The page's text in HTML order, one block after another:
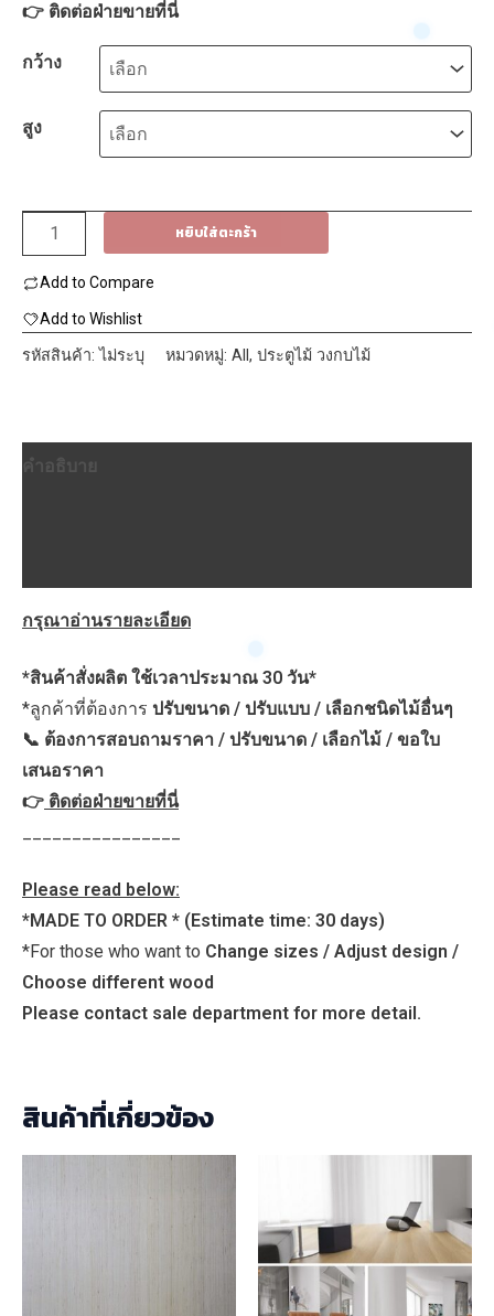
👉 ติดต่อฝ่ายขายที่นี่
กว้าง
สูง
จำนวน
ประ
ตู
เพา
โลว
ความ
หนา
6mm
หยิบใส่ตะกร้า
Add to Compare
Add to Wishlist
รหัสสินค้า:ไม่ระบุ หมวดหมู่: All , ประตูไม้ วงกบไม้
คำอธิบาย
กรุณาอ่านรายละเอียด
*สินค้าสั่งผลิต ใช้เวลาประมาณ 30 วัน*
*ลูกค้าที่ต้องการ ปรับขนาด / ปรับแบบ / เลือกชนิดไม้อื่นๆ
📞 ต้องการสอบถามราคา / ปรับขนาด / เลือกไม้ / ขอใบ
เสนอราคา
👉 ติดต่อฝ่ายขายที่นี่
Please read below:
*MADE TO ORDER * (Estimate time: 30 days)
*For those who want to Change sizes / Adjust design /
Choose different wood
Please contact sale department for more detail.
สินค้าที่เกี่ยวข้อง